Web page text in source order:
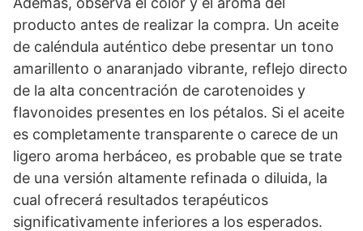
producto antes de realizar la compra. Un aceite
de caléndula auténtico debe presentar un tono
amarillento o anaranjado vibrante, reflejo directo
de la alta concentración de carotenoides y
flavonoides presentes en los pétalos. Si el aceite
es completamente transparente o carece de un
ligero aroma herbáceo, es probable que se trate
de una versión altamente refinada o diluida, la
cual ofrecerá resultados terapéuticos
significativamente inferiores a los esperados.